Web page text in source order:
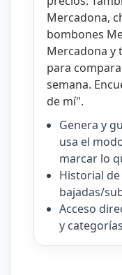
Mercadona,
bombones
Mercadona y
para
semana.
de mí".
Genera y
usa el
marcar lo
Historial
bajadas/
Acceso
y